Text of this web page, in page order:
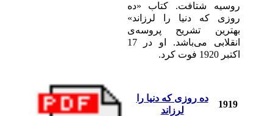
روسيه شتافت. کتاب «ده
روزی که دنيا را لرزاند»
بهترين تشريح پروسه‌ی
انقلابی می‌باشد. او در 17
اکتبر 1920 فوت کرد.
1919
ده روزی که دنيا را
لرزاند